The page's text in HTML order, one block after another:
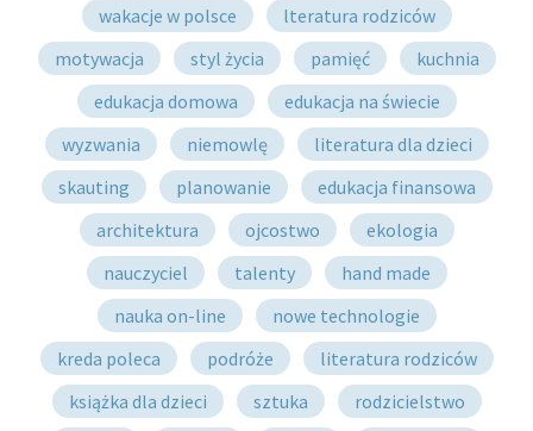
wakacje w polsce
lteratura rodziców
motywacja
styl życia pamięć
kuchnia
edukacja domowa
edukacja na świecie
wyzwania
niemowlę
literatura dla dzieci
skauting
planowanie
edukacja finansowa
architektura
ojcostwo
ekologia
nauczyciel
talenty
hand made
nauka on-line
nowe technologie
kreda poleca
podróże
literatura rodziców
książka dla dzieci
sztuka
rodzicielstwo